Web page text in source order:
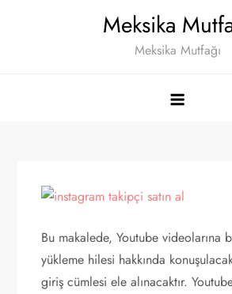
Meksika
Meksika Mutfağı
Bu makalede, Youtube videolarına
yükleme hilesi hakkında
giriş cümlesi ele alınacaktır.